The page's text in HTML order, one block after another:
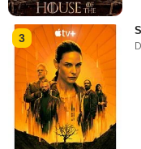
3